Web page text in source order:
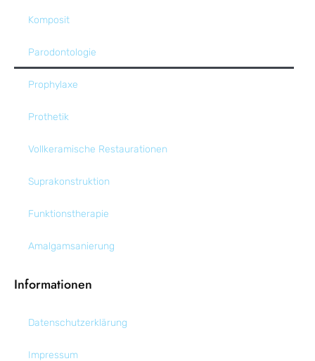
Komposit
Parodontologie
Prophylaxe
Prothetik
Vollkeramische Restaurationen
Suprakonstruktion
Funktionstherapie
Amalgamsanierung
Informationen
Datenschutz­erklärung
Impressum